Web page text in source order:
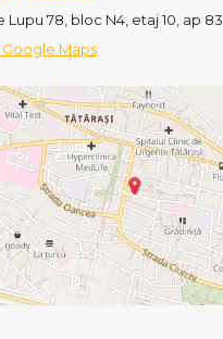
Lupu 78, bloc N4, etaj 10, ap 83
Maps